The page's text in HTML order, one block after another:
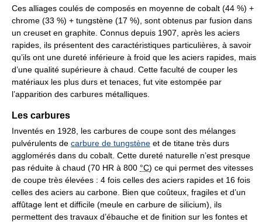
Ces alliages coulés de composés en moyenne de cobalt (44 %) +
chrome (33 %) + tungstène (17 %), sont obtenus par fusion dans
un creuset en graphite. Connus depuis 1907, après les aciers
rapides, ils présentent des caractéristiques particulières, à savoir
qu’ils ont une dureté inférieure à froid que les aciers rapides, mais
d’une qualité supérieure à chaud. Cette faculté de couper les
matériaux les plus durs et tenaces, fut vite estompée par
l’apparition des carbures métalliques.
Les carbures
Inventés en 1928, les carbures de coupe sont des mélanges
pulvérulents de carbure de tungstène et de titane très durs
agglomérés dans du cobalt. Cette dureté naturelle n’est presque
pas réduite à chaud (70 HR à 800 °C) ce qui permet des vitesses
de coupe très élevées : 4 fois celles des aciers rapides et 16 fois
celles des aciers au carbone. Bien que coûteux, fragiles et d’un
affûtage lent et difficile (meule en carbure de silicium), ils
permettent des travaux d’ébauche et de finition sur les fontes et